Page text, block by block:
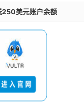
美元账户余额